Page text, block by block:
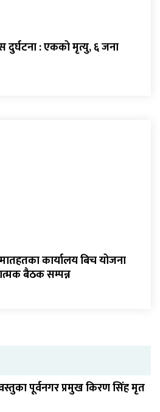
दुर्घटना : एकको मृत्यु, ६ जना
कार्यालय बिच योजना
बैठक सम्पन्न
पूर्वनगर प्रमुख किरण सिंह मृत